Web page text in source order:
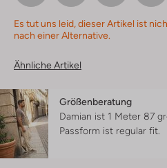
Es tut uns leid, dieser Artikel ist
nach einer Alternative.
Ähnliche Artikel
Größenberatung
Damian ist 1 Meter 87
Passform ist regular fit